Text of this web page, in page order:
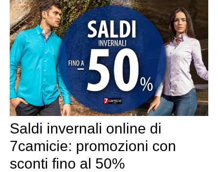
Saldi invernali online di
7camicie: promozioni con
sconti fino al 50%